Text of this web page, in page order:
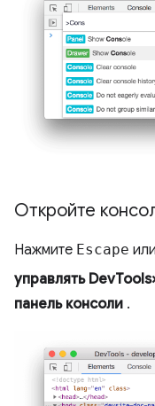
Откройте
Нажмите Escape
управлять
панель консоли .